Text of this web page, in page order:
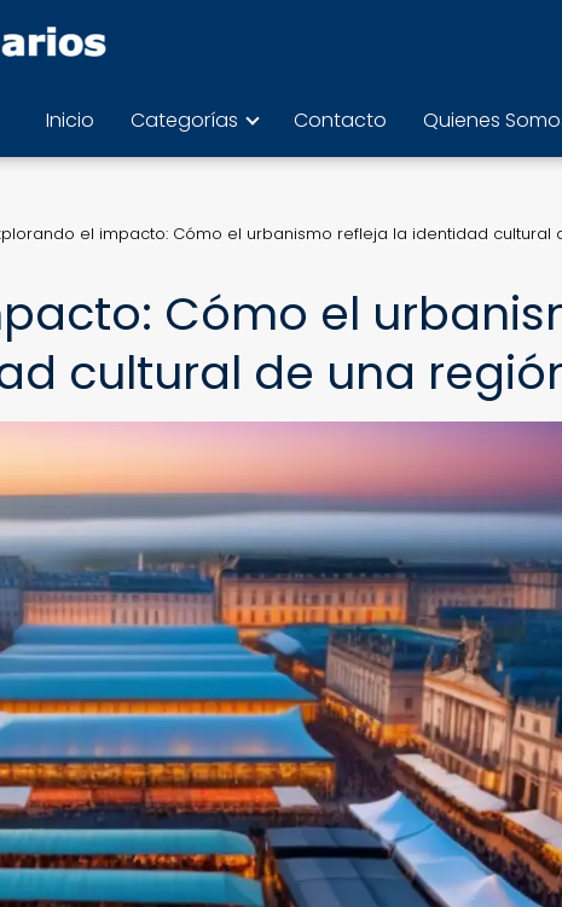
Inicio Categorías Contacto Quienes
el impacto: Cómo el urbanismo refleja la identidad cultural
Cómo el
cultural de una